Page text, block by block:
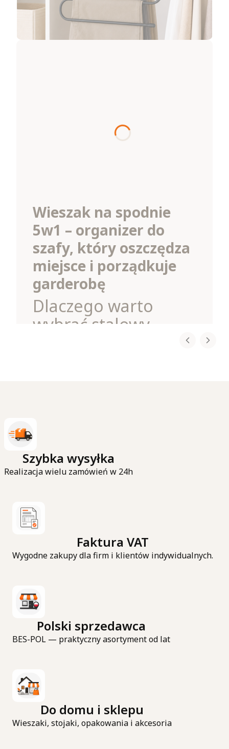
Wieszak na spodnie
5w1 – organizer do
szafy, który oszczędza
miejsce i porządkuje
garderobę
Dlaczego warto
wybrać stalowy
wieszak na spodnie?
Szybka wysyłka
Realizacja wielu zamówień w 24h
Faktura VAT
Wygodne zakupy dla firm i klientów indywidualnych.
Polski sprzedawca
BES-POL — praktyczny asortyment od lat
Do domu i sklepu
Wieszaki, stojaki, opakowania i akcesoria